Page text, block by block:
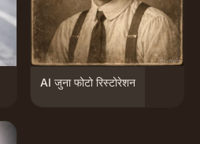
AI जुना फोटो रिस्टोरेशन